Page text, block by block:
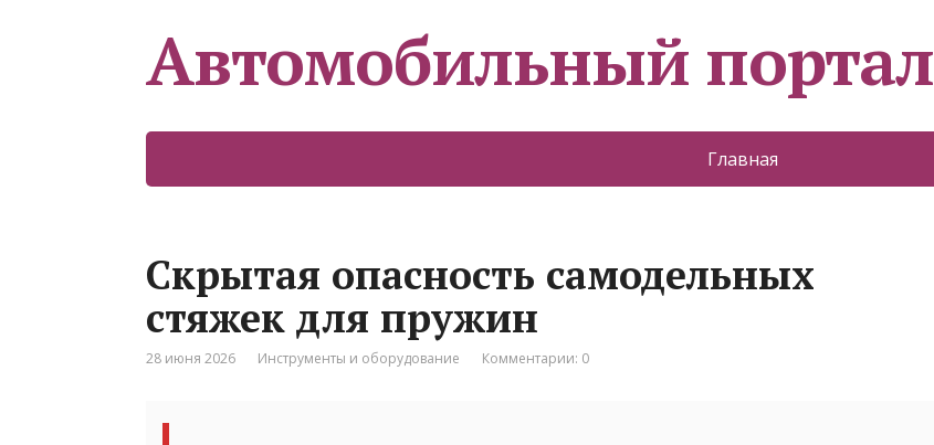
Автомобильный портал
Главная
Скрытая опасность самодельных
стяжек для пружин
28 июня 2026 Инструменты и оборудование Комментарии: 0